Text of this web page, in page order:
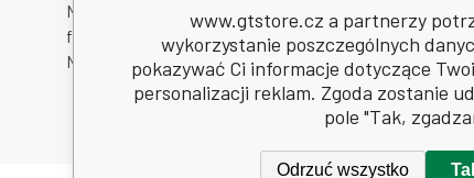
Numer identyfikacyjny
firmy: 22259848
NIP: CZ22259848
Slevové a
Elektrokola
www.gtstore.cz a partnerzy
wykorzystanie poszczególnych
pokazywać Ci informacje dotyczące
personalizacji reklam. Zgoda zostanie
pole "Tak,
Odrzuć wszystko